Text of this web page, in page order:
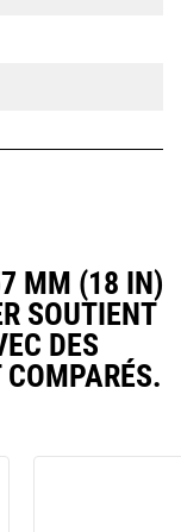
MM (18 IN)
SOUTIENT
DES